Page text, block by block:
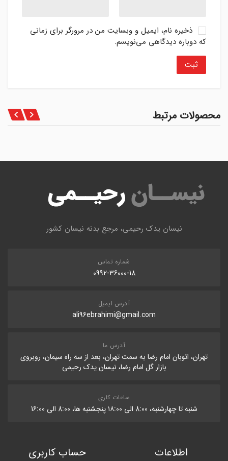
ذخیره نام، ایمیل و وبسایت من در مرورگر برای زمانی
که دوباره دیدگاهی می‌نویسم.
محصولات مرتبط
نیسان یدک رحیمی، مرجع بدنه نیسان کشور
شماره تماس
0992-36000-18
آدرس ایمیل
ali96ebrahimi@gmail.com
آدرس ما
تهران، اتوبان امام رضا به سمت تهران، بعد از سه راه سیمان، روبروی
بازار گل امام رضا، نیسان یدک رحیمی
ساعات کاری
شنبه تا چهارشنبه، 8:۰۰ الی ۱۸:۰۰ پنجشنبه ها، 8:۰۰ الی 16:۰۰
اطلاعات حساب کاربری